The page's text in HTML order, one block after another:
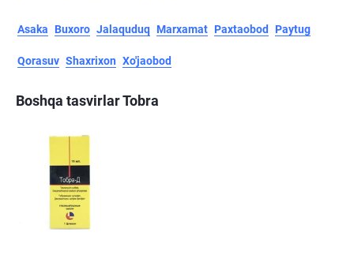
Asaka Buxoro Jalaquduq Marxamat Paxtaobod Paytug
Qorasuv Shaxrixon Xo'jaobod
Boshqa tasvirlar Tobra